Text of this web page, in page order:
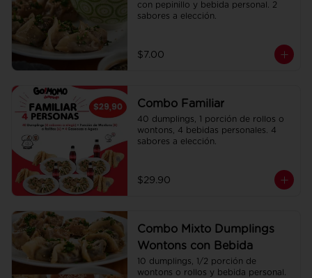
con pepinillo y bebida personal. 2
sabores a elección.
$7.00
Combo Familiar
40 dumplings, 1 porción de rollos o
wontons, 4 bebidas personales. 4
sabores a elección.
$29.90
Combo Mixto Dumplings
Wontons con Bebida
10 dumplings, 1/2 porción de
wontons o rollos y bebida personal.